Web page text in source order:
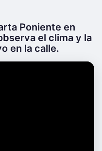
Poniente en
el clima y la
en la calle.